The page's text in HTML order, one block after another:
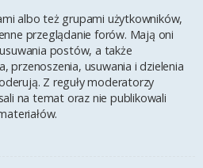
albo też grupami użytkowników,
przeglądanie forów. Mają oni
postów, a także
przenoszenia, usuwania i dzielenia
Z reguły moderatorzy
na temat oraz nie publikowali